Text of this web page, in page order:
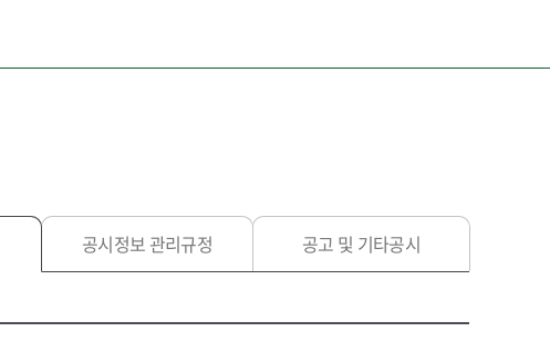
공시정보 관리규정 공고 및 기타공시